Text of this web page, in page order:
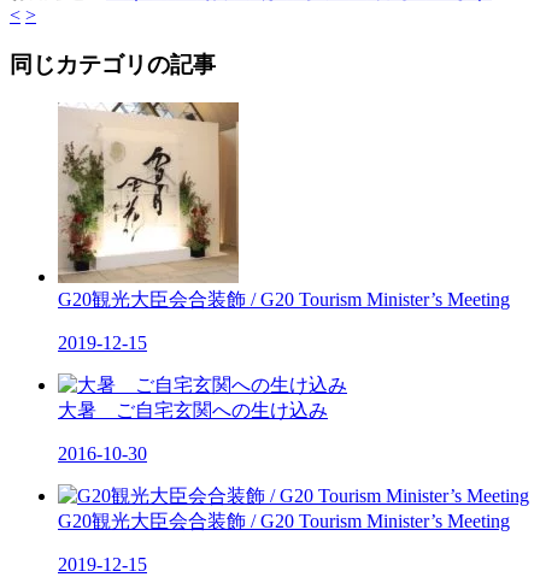
< >
同じカテゴリの記事
G20観光大臣会合装飾 / G20 Tourism Minister’s Meeting
2019-12-15
大暑 ご自宅玄関への生け込み
2016-10-30
G20観光大臣会合装飾 / G20 Tourism Minister’s Meeting
2019-12-15